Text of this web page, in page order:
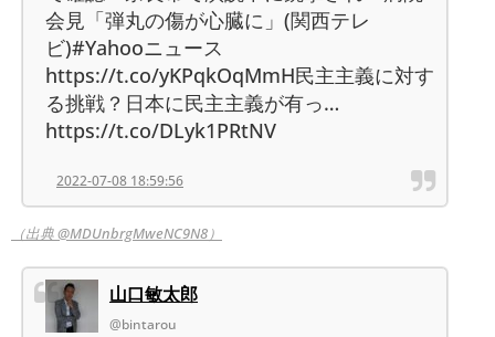
会見「弾丸の傷が心臓に」(関西テレ
ビ)#Yahooニュース
https://t.co/yKPqkOqMmH民主主義に対す
る挑戦？日本に民主主義が有っ…
https://t.co/DLyk1PRtNV
2022-07-08 18:59:56
（出典 @MDUnbrgMweNC9N8）
山口敏太郎
@bintarou